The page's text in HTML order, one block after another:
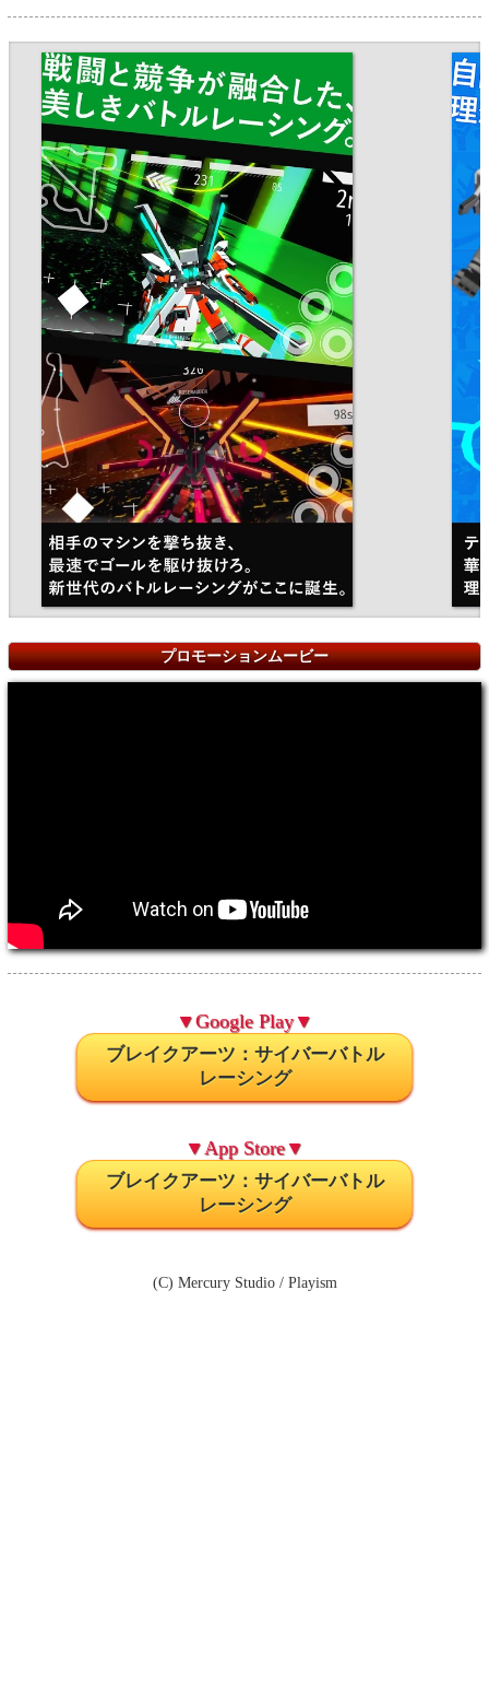
プロモーションムービー
▼Google Play▼
ブレイクアーツ：サイバーバトル
レーシング
▼App Store▼
ブレイクアーツ：サイバーバトル
レーシング
(C) Mercury Studio / Playism